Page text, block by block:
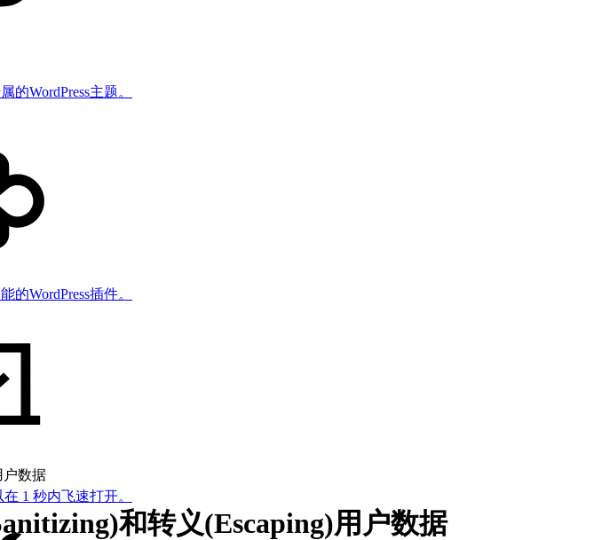
的WordPress主题。
WordPress插件。
1 秒内飞速打开。
户数据
和转义(Escaping)用户数据